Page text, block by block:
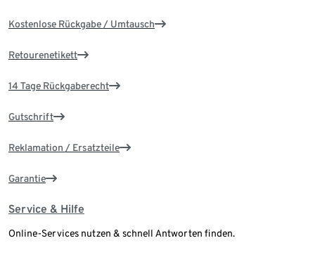
Kostenlose Rückgabe / Umtausch
Retourenetikett
14 Tage Rückgaberecht
Gutschrift
Reklamation / Ersatzteile
Garantie
Service & Hilfe
Online-Services nutzen & schnell Antworten finden.